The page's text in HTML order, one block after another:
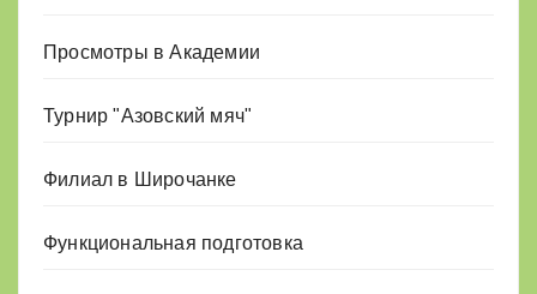
Просмотры в Академии
Турнир "Азовский мяч"
Филиал в Широчанке
Функциональная подготовка